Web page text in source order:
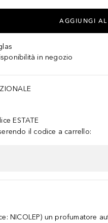
AGGIUNGI AL
in negozio
ESTATE
il codice a carrello:
NICOLEP) un profumatore